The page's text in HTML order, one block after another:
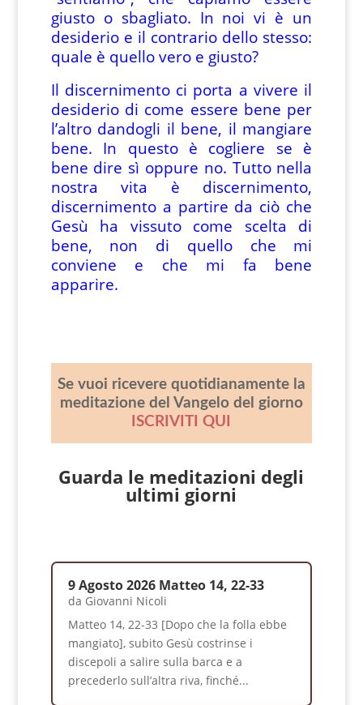
giusto o sbagliato. In noi vi è un
desiderio e il contrario dello stesso:
quale è quello vero e giusto?
Il discernimento ci porta a vivere il
desiderio di come essere bene per
l’altro dandogli il bene, il mangiare
bene. In questo è cogliere se è
bene dire sì oppure no. Tutto nella
nostra vita è discernimento,
discernimento a partire da ciò che
Gesù ha vissuto come scelta di
bene, non di quello che mi
conviene e che mi fa bene
apparire.
Se vuoi ricevere quotidianamente la
meditazione del Vangelo del giorno
ISCRIVITI QUI
Guarda le meditazioni degli
ultimi giorni
9 Agosto 2026 Matteo 14, 22-33
da Giovanni Nicoli
Matteo 14, 22-33 [Dopo che la folla ebbe
mangiato], subito Gesù costrinse i
discepoli a salire sulla barca e a
precederlo sull’altra riva, finché...